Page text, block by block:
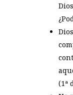
(1ª